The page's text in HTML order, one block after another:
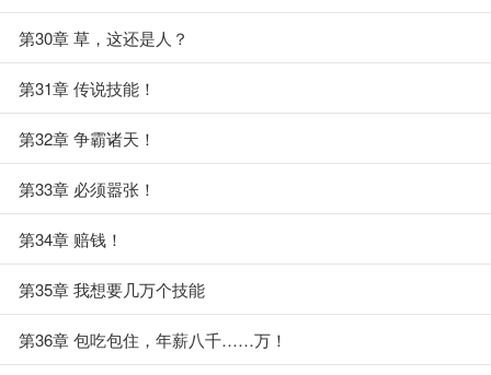
第30章 草，这还是人？
第31章 传说技能！
第32章 争霸诸天！
第33章 必须嚣张！
第34章 赔钱！
第35章 我想要几万个技能
第36章 包吃包住，年薪八千……万！